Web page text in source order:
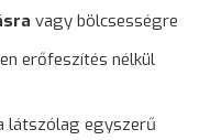
vagy bölcsességre
erőfeszítés nélkül
látszólag egyszerű